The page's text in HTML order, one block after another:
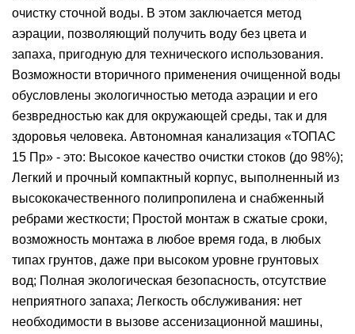
очистку сточной воды. В этом заключается метод
аэрации, позволяющий получить воду без цвета и
запаха, пригодную для технического использования.
Возможности вторичного применения очищенной воды
обусловлены экологичностью метода аэрации и его
безвредностью как для окружающей среды, так и для
здоровья человека. Автономная канализация «ТОПАС
15 Пр» - это: Высокое качество очистки стоков (до 98%);
Легкий и прочный компактный корпус, выполненный из
высококачественного полипропилена и снабженный
ребрами жесткости; Простой монтаж в сжатые сроки,
возможность монтажа в любое время года, в любых
типах грунтов, даже при высоком уровне грунтовых
вод; Полная экологическая безопасность, отсутствие
неприятного запаха; Легкость обслуживания: нет
необходимости в вызове ассенизационной машины,